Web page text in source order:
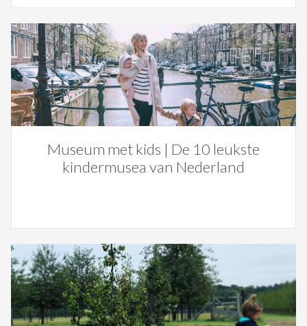
Museum met kids | De 10 leukste
kindermusea van Nederland